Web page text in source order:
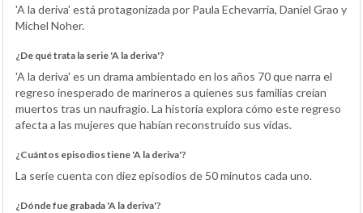
'A la deriva' está protagonizada por Paula Echevarría, Daniel Grao y
Michel Noher.
¿De qué trata la serie 'A la deriva'?
'A la deriva' es un drama ambientado en los años 70 que narra el
regreso inesperado de marineros a quienes sus familias creían
muertos tras un naufragio. La historia explora cómo este regreso
afecta a las mujeres que habían reconstruido sus vidas.
¿Cuántos episodios tiene 'A la deriva'?
La serie cuenta con diez episodios de 50 minutos cada uno.
¿Dónde fue grabada 'A la deriva'?